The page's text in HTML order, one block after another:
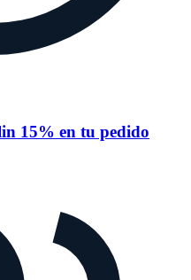
15% en tu pedido